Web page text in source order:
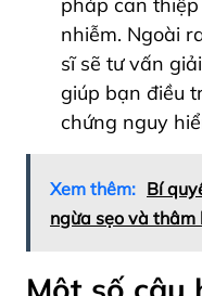
nhiễm. Ngoài
sĩ sẽ tư vấn
giúp bạn điều
chứng nguy
Xem thêm: Bí
ngừa sẹo và thâm